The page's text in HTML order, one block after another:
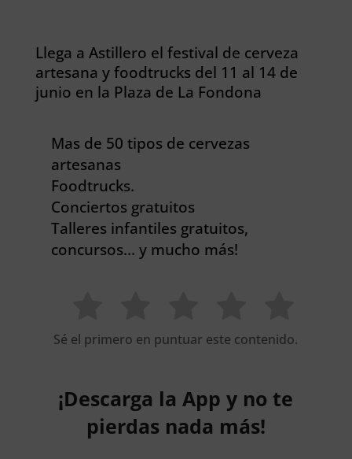
Llega a Astillero el festival de cerveza
artesana y foodtrucks del 11 al 14 de
junio en la Plaza de La Fondona
Mas de 50 tipos de cervezas
artesanas
Foodtrucks.
Conciertos gratuitos
Talleres infantiles gratuitos,
concursos… y mucho más!
Sé el primero en puntuar este contenido.
¡Descarga la App y no te
pierdas nada más!